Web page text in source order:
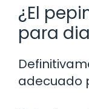
¿El
para
adecuado